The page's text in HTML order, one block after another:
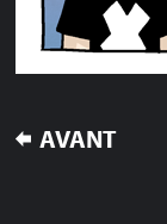
NAVIGATION
AVANT